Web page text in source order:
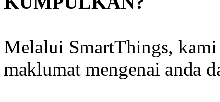
Melalui SmartThings,
maklumat mengenai anda